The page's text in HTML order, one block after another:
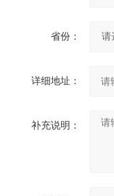
省份：
详细地址：
补充说明：